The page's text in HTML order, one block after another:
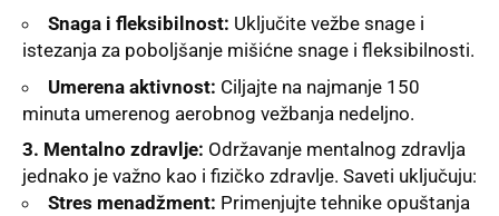
Snaga i fleksibilnost: Uključite vežbe snage i
istezanja za poboljšanje mišićne snage i fleksibilnosti.
Umerena aktivnost: Ciljajte na najmanje 150
minuta umerenog aerobnog vežbanja nedeljno.
3. Mentalno zdravlje: Održavanje mentalnog zdravlja
jednako je važno kao i fizičko zdravlje. Saveti uključuju:
Stres menadžment: Primenjujte tehnike opuštanja